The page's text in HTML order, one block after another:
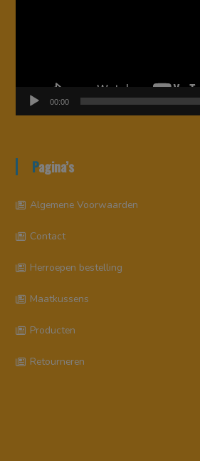
00:00
Pagina’s
Algemene Voorwaarden
Contact
Herroepen bestelling
Maatkussens
Producten
Retourneren